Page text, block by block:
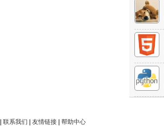
联系我们 友情链接| 帮助中心